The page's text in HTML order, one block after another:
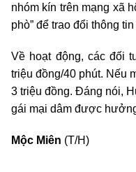
nhóm kín trên mạng xã
phò” để trao đổi thông
Về hoạt động, các đối
triệu đồng/40 phút. Nếu
3 triệu đồng. Đáng nói,
gái mại dâm được
Mộc Miên (T/H)